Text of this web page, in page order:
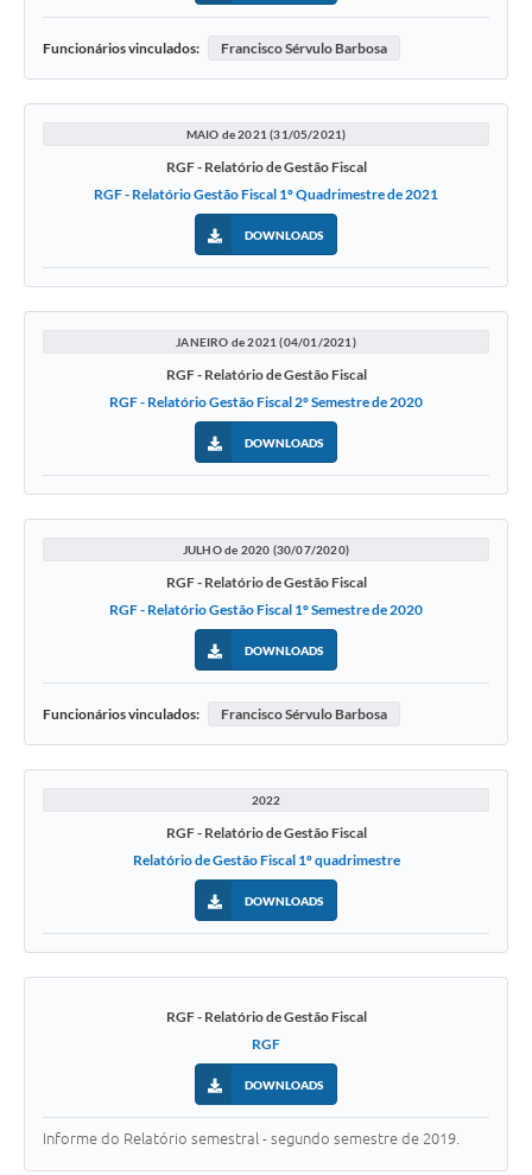
Funcionários vinculados: Francisco Sérvulo Barbosa
MAIO de 2021 (31/05/2021)
RGF - Relatório de Gestão Fiscal
RGF - Relatório Gestão Fiscal 1º Quadrimestre de 2021
DOWNLOADS
JANEIRO de 2021 (04/01/2021)
RGF - Relatório de Gestão Fiscal
RGF - Relatório Gestão Fiscal 2º Semestre de 2020
DOWNLOADS
JULHO de 2020 (30/07/2020)
RGF - Relatório de Gestão Fiscal
RGF - Relatório Gestão Fiscal 1º Semestre de 2020
DOWNLOADS
Funcionários vinculados: Francisco Sérvulo Barbosa
2022
RGF - Relatório de Gestão Fiscal
Relatório de Gestão Fiscal 1º quadrimestre
DOWNLOADS
RGF - Relatório de Gestão Fiscal
RGF
DOWNLOADS
Informe do Relatório semestral - segundo semestre de 2019.